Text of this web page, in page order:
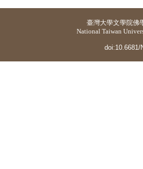
臺灣大學文學院佛
National Taiwan
doi:10.6681/